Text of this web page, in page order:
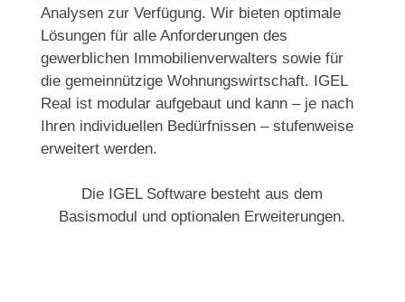
Analysen zur Verfügung. Wir bieten optimale
Lösungen für alle Anforderungen des
gewerblichen Immobilienverwalters sowie für
die gemeinnützige Wohnungswirtschaft. IGEL
Real ist modular aufgebaut und kann – je nach
Ihren individuellen Bedürfnissen – stufenweise
erweitert werden.
Die IGEL Software besteht aus dem
Basismodul und optionalen Erweiterungen.